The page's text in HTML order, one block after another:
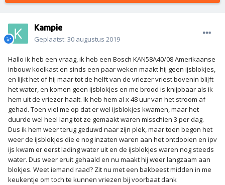
Kampie
Geplaatst: 30 augustus 2019
Hallo ik heb een vraag, ik heb een Bosch KAN58A40/08 Amerikaanse
inbouw koelkast en sinds een paar weken maakt hij geen ijsblokjes,
en lijkt het of hij maar tot de helft van de vriezer vriest bovenin blijft
het water, en komen geen ijsblokjes en me brood is knijpbaar als ik
hem uit de vriezer haalt. Ik heb hem al x 48 uur van het stroom af
gehad. Toen viel me op dat er wel ijsblokjes kwamen, maar het
duurde wel heel lang tot ze gemaakt waren misschien 3 per dag.
Dus ik hem weer terug geduwd naar zijn plek, maar toen begon het
weer de ijsblokjes die e nog inzaten waren aan het ontdooien en ipv
ijs kwam er eerst lading water uit en de ijsblokjes waren nog steeds
water. Dus weer eruit gehaald en nu maakt hij weer langzaam aan
blokjes. Weet iemand raad? Zit nu met een bakbeest midden in me
keukentje om toch te kunnen vriezen bij voorbaat dank